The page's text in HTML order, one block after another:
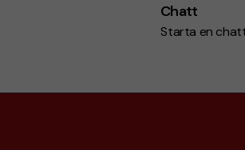
Chatt
Starta en